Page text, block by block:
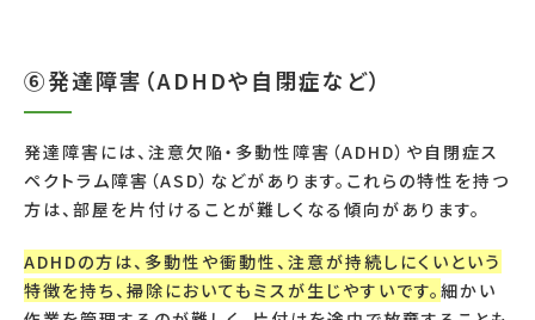
⑥発達障害（ADHDや自閉症など）
発達障害には、注意欠陥・多動性障害（ADHD）や自閉症ス
ペクトラム障害（ASD）などがあります。これらの特性を持つ
方は、部屋を片付けることが難しくなる傾向があります。
ADHDの方は、多動性や衝動性、注意が持続しにくいという
特徴を持ち、掃除においてもミスが生じやすいです。 細かい